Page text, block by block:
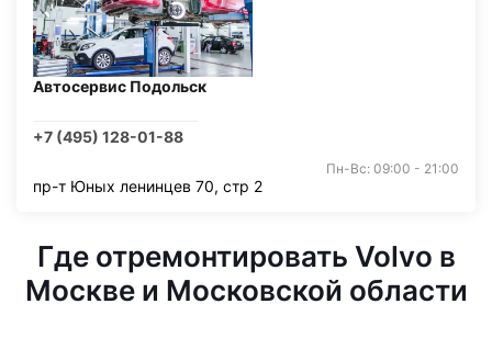
Автосервис Подольск
+7 (495) 128-01-88
Пн-Вс: 09:00 - 21:00
пр-т Юных ленинцев 70, стр 2
Где отремонтировать Volvo в
Москве и Московской области